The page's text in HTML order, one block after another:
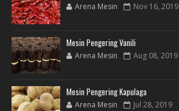
Arena Mesin Nov 16, 2019
Mesin Pengering Vanili
Arena Mesin Aug 08, 2019
Mesin Pengering Kapulaga
Arena Mesin Jul 28, 2019